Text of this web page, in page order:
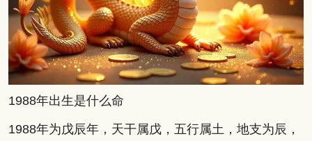
1988年出生是什么命
1988年为戊辰年，天干属戊，五行属土，地支为辰，